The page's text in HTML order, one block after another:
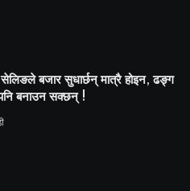
बजार सुधार्छन् मात्रै होइन, ढङ्ग
बनाउन सक्छन् !